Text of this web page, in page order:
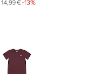
14,99 € -13%